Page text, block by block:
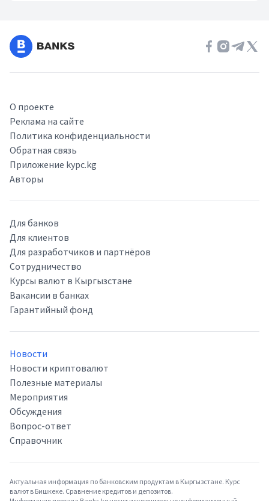
О проекте
Реклама на сайте
Политика конфиденциальности
Обратная связь
Приложение kypc.kg
Авторы
Для банков
Для клиентов
Для разработчиков и партнёров
Сотрудничество
Курсы валют в Кыргызстане
Вакансии в банках
Гарантийный фонд
Новости
Новости криптовалют
Полезные материалы
Мероприятия
Обсуждения
Вопрос-ответ
Справочник
Актуальная информация по банковским продуктам в Кыргызстане. Курс
валют в Бишкеке. Сравнение кредитов и депозитов.